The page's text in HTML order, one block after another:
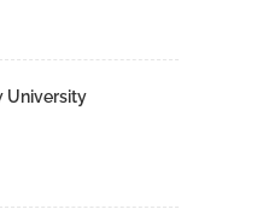
University